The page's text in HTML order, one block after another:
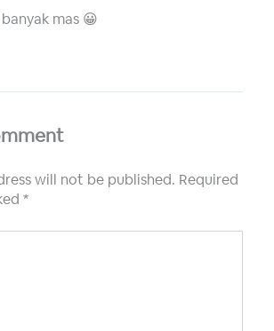
mas 😀
will not be published. Required
*